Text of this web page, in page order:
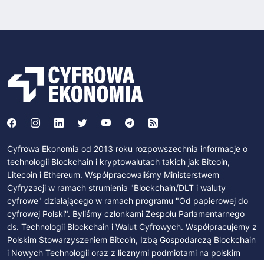
Cyfrowa Ekonomia od 2013 roku rozpowszechnia informacje o
technologii Blockchain i kryptowalutach takich jak Bitcoin,
Litecoin i Ethereum. Współpracowaliśmy Ministerstwem
Cyfryzacji w ramach strumienia "Blockchain/DLT i waluty
cyfrowe" działającego w ramach programu "Od papierowej do
cyfrowej Polski". Byliśmy członkami Zespołu Parlamentarnego
ds. Technologii Blockchain i Walut Cyfrowych. Współpracujemy z
Polskim Stowarzyszeniem Bitcoin, Izbą Gospodarczą Blockchain
i Nowych Technologii oraz z licznymi podmiotami na polskim